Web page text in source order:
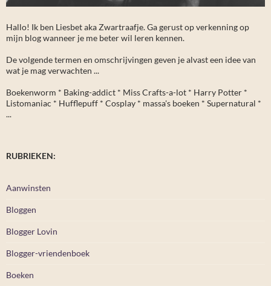
Hallo! Ik ben Liesbet aka Zwartraafje. Ga gerust op verkenning op
mijn blog wanneer je me beter wil leren kennen.
De volgende termen en omschrijvingen geven je alvast een idee van
wat je mag verwachten ...
Boekenworm * Baking-addict * Miss Crafts-a-lot * Harry Potter *
Listomaniac * Hufflepuff * Cosplay * massa's boeken * Supernatural *
...
RUBRIEKEN:
Aanwinsten
Bloggen
Blogger Lovin
Blogger-vriendenboek
Boeken